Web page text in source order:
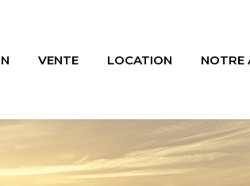
VENTE LOCATION NOTRE